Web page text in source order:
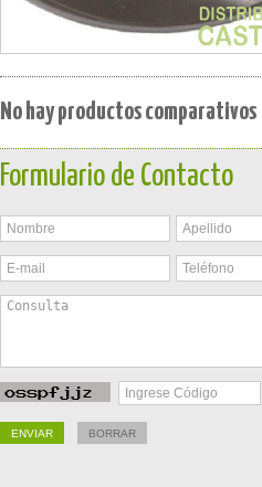
No hay productos comparativos
Formulario de Contacto